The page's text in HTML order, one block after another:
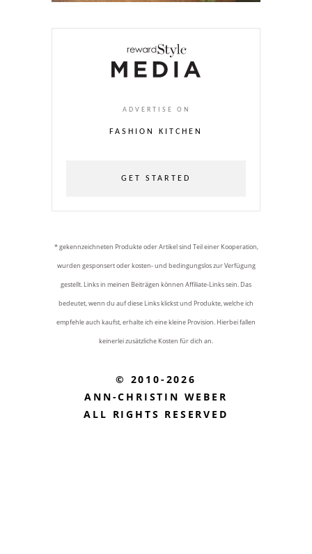
ADVERTISE ON
FASHION KITCHEN
GET STARTED
* gekennzeichneten Produkte oder Artikel sind Teil einer Kooperation,
wurden gesponsert oder kosten- und bedingungslos zur Verfügung
gestellt. Links in meinen Beiträgen können Affiliate-Links sein. Das
bedeutet, wenn du auf diese Links klickst und Produkte, welche ich
empfehle auch kaufst, erhalte ich eine kleine Provision. Hierbei fallen
keinerlei zusätzliche Kosten für dich an.
© 2010-2026
ANN-CHRISTIN WEBER
ALL RIGHTS RESERVED